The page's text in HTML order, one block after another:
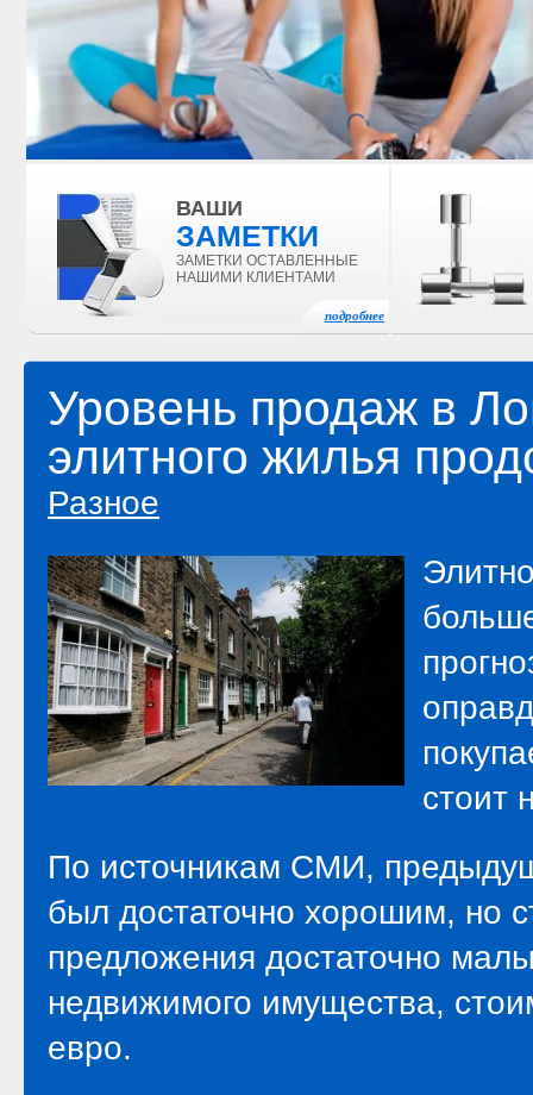
ВАШИ
ЗАМЕТКИ
ЗАМЕТКИ ОСТАВЛЕННЫЕ
НАШИМИ КЛИЕНТАМИ
подробнее
Уровень продаж в
элитного жилья
Разное
стоит
По источникам СМИ,
был достаточно хорошим, но
предложения достаточно
недвижимого имущества,
евро.